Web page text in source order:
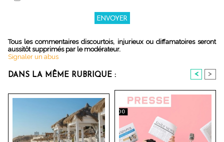
Tous les commentaires discourtois, injurieux ou diffamatoires seront
aussitôt supprimés par le modérateur.
Signaler un abus
DANS LA MÊME RUBRIQUE : < >